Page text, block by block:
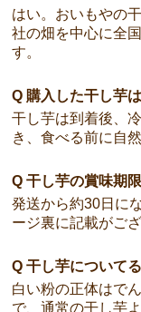
はい。おいもやの
社の畑を中心に全
す。
Q 購入した干し芋
干し芋は到着後、
き、食べる前に自
Q 干し芋の賞味期
発送から約30日に
ージ裏に記載がござ
Q 干し芋について
白い粉の正体はで
で、通常の干し芋